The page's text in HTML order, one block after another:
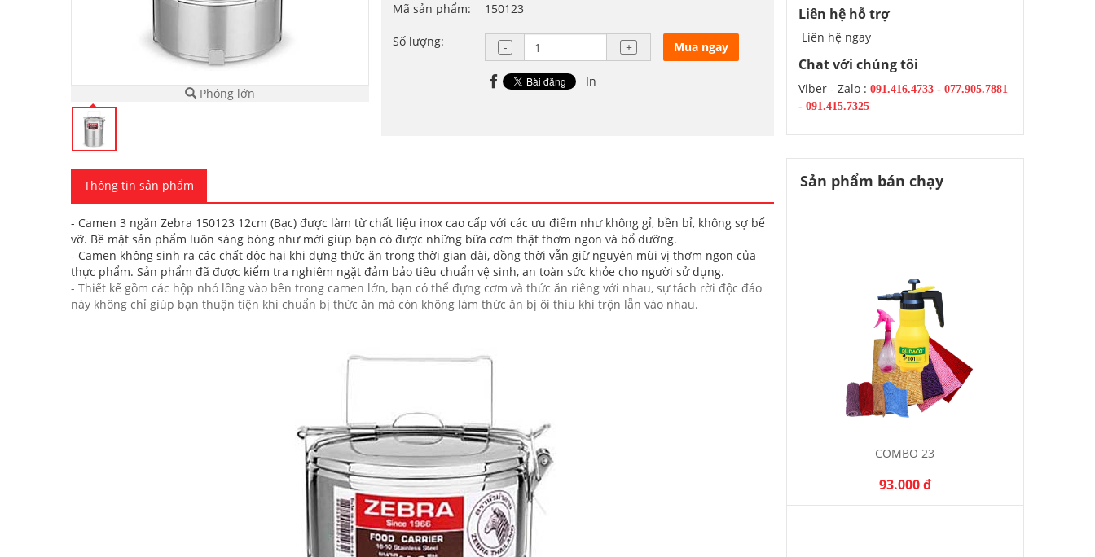
Phóng lớn
Mã sản phẩm:
150123
Số lượng: Mua ngay
In
Thông tin sản phẩm
- Camen 3 ngăn Zebra 150123 12cm (Bạc) được làm từ chất liệu inox cao cấp với các ưu điểm như không gỉ, bền bỉ, không sợ bể
vỡ. Bề mặt sản phẩm luôn sáng bóng như mới giúp bạn có được những bữa cơm thật thơm ngon và bổ dưỡng.
- Camen không sinh ra các chất độc hại khi đựng thức ăn trong thời gian dài, đồng thời vẫn giữ nguyên mùi vị thơm ngon của
thực phẩm. Sản phẩm đã được kiểm tra nghiêm ngặt đảm bảo tiêu chuẩn vệ sinh, an toàn sức khỏe cho người sử dụng.
- Thiết kế gồm các hộp nhỏ lồng vào bên trong camen lớn, bạn có thể đựng cơm và thức ăn riêng với nhau, sự tách rời độc đáo
này không chỉ giúp bạn thuận tiện khi chuẩn bị thức ăn mà còn không làm thức ăn bị ôi thiu khi trộn lẫn vào nhau.
Liên hệ hỗ trợ
Liên hệ ngay
Chat với chúng tôi
Viber - Zalo : 091.416.4733- 077.905.7881
- 091.415.7325
Sản phẩm bán chạy
COMBO 23
93.000 đ